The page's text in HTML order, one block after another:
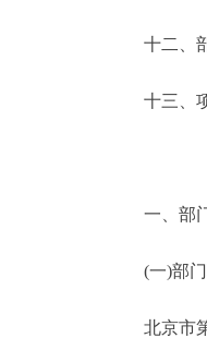
十二、部
十三、项
一、部门
(一)部门
北京市第